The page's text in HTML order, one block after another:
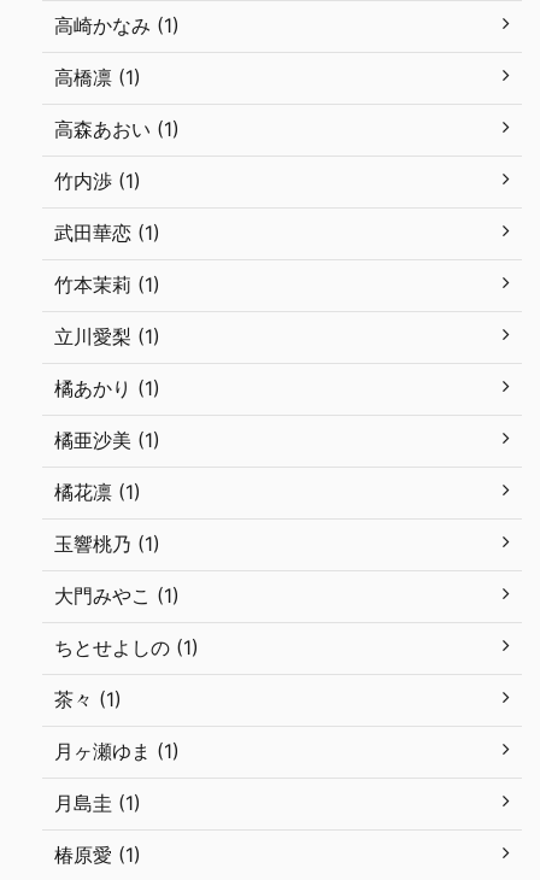
高崎かなみ (1)
高橋凛 (1)
高森あおい (1)
竹内渉 (1)
武田華恋 (1)
竹本茉莉 (1)
立川愛梨 (1)
橘あかり (1)
橘亜沙美 (1)
橘花凛 (1)
玉響桃乃 (1)
大門みやこ (1)
ちとせよしの (1)
茶々 (1)
月ヶ瀬ゆま (1)
月島圭 (1)
椿原愛 (1)